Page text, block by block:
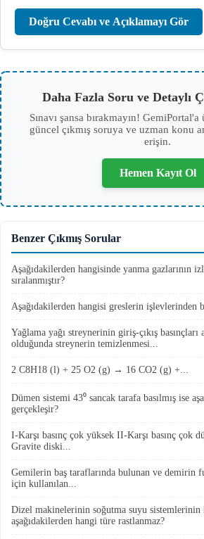
Doğru Cevabı ve Açıklamayı Gör
Daha Fazla Soru ve Detaylı
Sınavı şansa bırakmayın!
güncel çıkmış soruya ve uzman konu
erişin.
Hemen Kayıt Ol
Benzer Çıkmış Sorular
Aşağıdakilerden hangisinde yanma gazlarının
sıralanmıştır?
Aşağıdakilerden hangisi greslerin işlevlerinden
Yağlama yağı streynerinin giriş-çıkış basınçları
olduğunda streynerin temizlenmesi...
2 C8H18 (l) + 25 O2 (g) → 16 CO2 (g) +...
Dümen sistemi 43⁰ sancak tarafa basılmış ise
gerçekleşir?
I-Karşı basınç çok yüksek II-Karşı basınç çok
Gravite diski...
Gemilerin baş taraflarında bulunan ve demirin
için kullanılan...
Dizel makinelerinin soğutma suyu sistemlerinin
aşağıdakilerden hangi türe rastlanmaz?